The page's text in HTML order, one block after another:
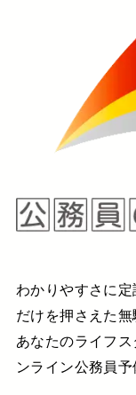
わかりやすさに
だけを押さえた無
あなたのライフ
ンライン公務員予